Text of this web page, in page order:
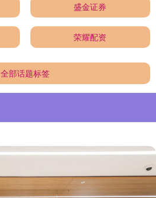
盛金证券
荣耀配资
全部话题标签